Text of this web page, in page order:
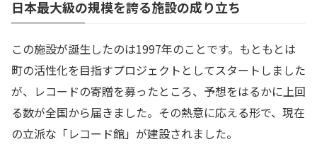
日本最大級の規模を誇る施設の成り立ち
この施設が誕生したのは1997年のことです。もともとは
町の活性化を目指すプロジェクトとしてスタートしました
が、レコードの寄贈を募ったところ、予想をはるかに上回
る数が全国から届きました。その熱意に応える形で、現在
の立派な「レコード館」が建設されました。